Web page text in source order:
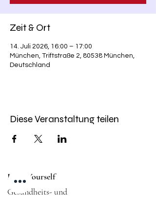
Zeit & Ort
14. Juli 2026, 16:00 – 17:00
München, Triftstraße 2, 80538 München,
Deutschland
Diese Veranstaltung teilen
Fight Yourself
Gesundheits- und